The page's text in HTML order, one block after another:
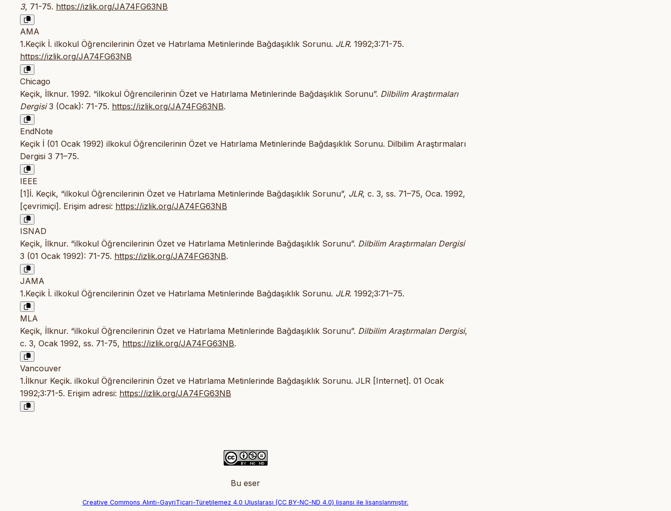
3, 71-75. https://izlik.org/JA74FG63NB
AMA
1.Keçik İ. ilkokul Öğrencilerinin Özet ve Hatırlama Metinlerinde Bağdaşıklık Sorunu. JLR. 1992;3:71-75.
https://izlik.org/JA74FG63NB
Chicago
Keçik, İlknur. 1992. “ilkokul Öğrencilerinin Özet ve Hatırlama Metinlerinde Bağdaşıklık Sorunu”. Dilbilim Araştırmaları
Dergisi3 (Ocak): 71-75. https://izlik.org/JA74FG63NB.
EndNote
Keçik İ (01 Ocak 1992) ilkokul Öğrencilerinin Özet ve Hatırlama Metinlerinde Bağdaşıklık Sorunu. Dilbilim Araştırmaları
Dergisi 3 71–75.
IEEE
[1]İ. Keçik, “ilkokul Öğrencilerinin Özet ve Hatırlama Metinlerinde Bağdaşıklık Sorunu”, JLR, c. 3, ss. 71–75, Oca. 1992,
[çevrimiçi]. Erişim adresi: https://izlik.org/JA74FG63NB
ISNAD
Keçik, İlknur. “ilkokul Öğrencilerinin Özet ve Hatırlama Metinlerinde Bağdaşıklık Sorunu”. Dilbilim Araştırmaları Dergisi
3 (01 Ocak 1992): 71-75. https://izlik.org/JA74FG63NB.
JAMA
1.Keçik İ. ilkokul Öğrencilerinin Özet ve Hatırlama Metinlerinde Bağdaşıklık Sorunu. JLR. 1992;3:71–75.
MLA
Keçik, İlknur. “ilkokul Öğrencilerinin Özet ve Hatırlama Metinlerinde Bağdaşıklık Sorunu”. Dilbilim Araştırmaları Dergisi,
c. 3, Ocak 1992, ss. 71-75, https://izlik.org/JA74FG63NB.
Vancouver
1.İlknur Keçik. ilkokul Öğrencilerinin Özet ve Hatırlama Metinlerinde Bağdaşıklık Sorunu. JLR [Internet]. 01 Ocak
1992;3:71-5. Erişim adresi: https://izlik.org/JA74FG63NB
Bu eser
Creative Commons Alıntı-GayriTicari-Türetilemez 4.0 Uluslarası (CC BY-NC-ND 4.0) lisansı ile lisanslanmıştır.